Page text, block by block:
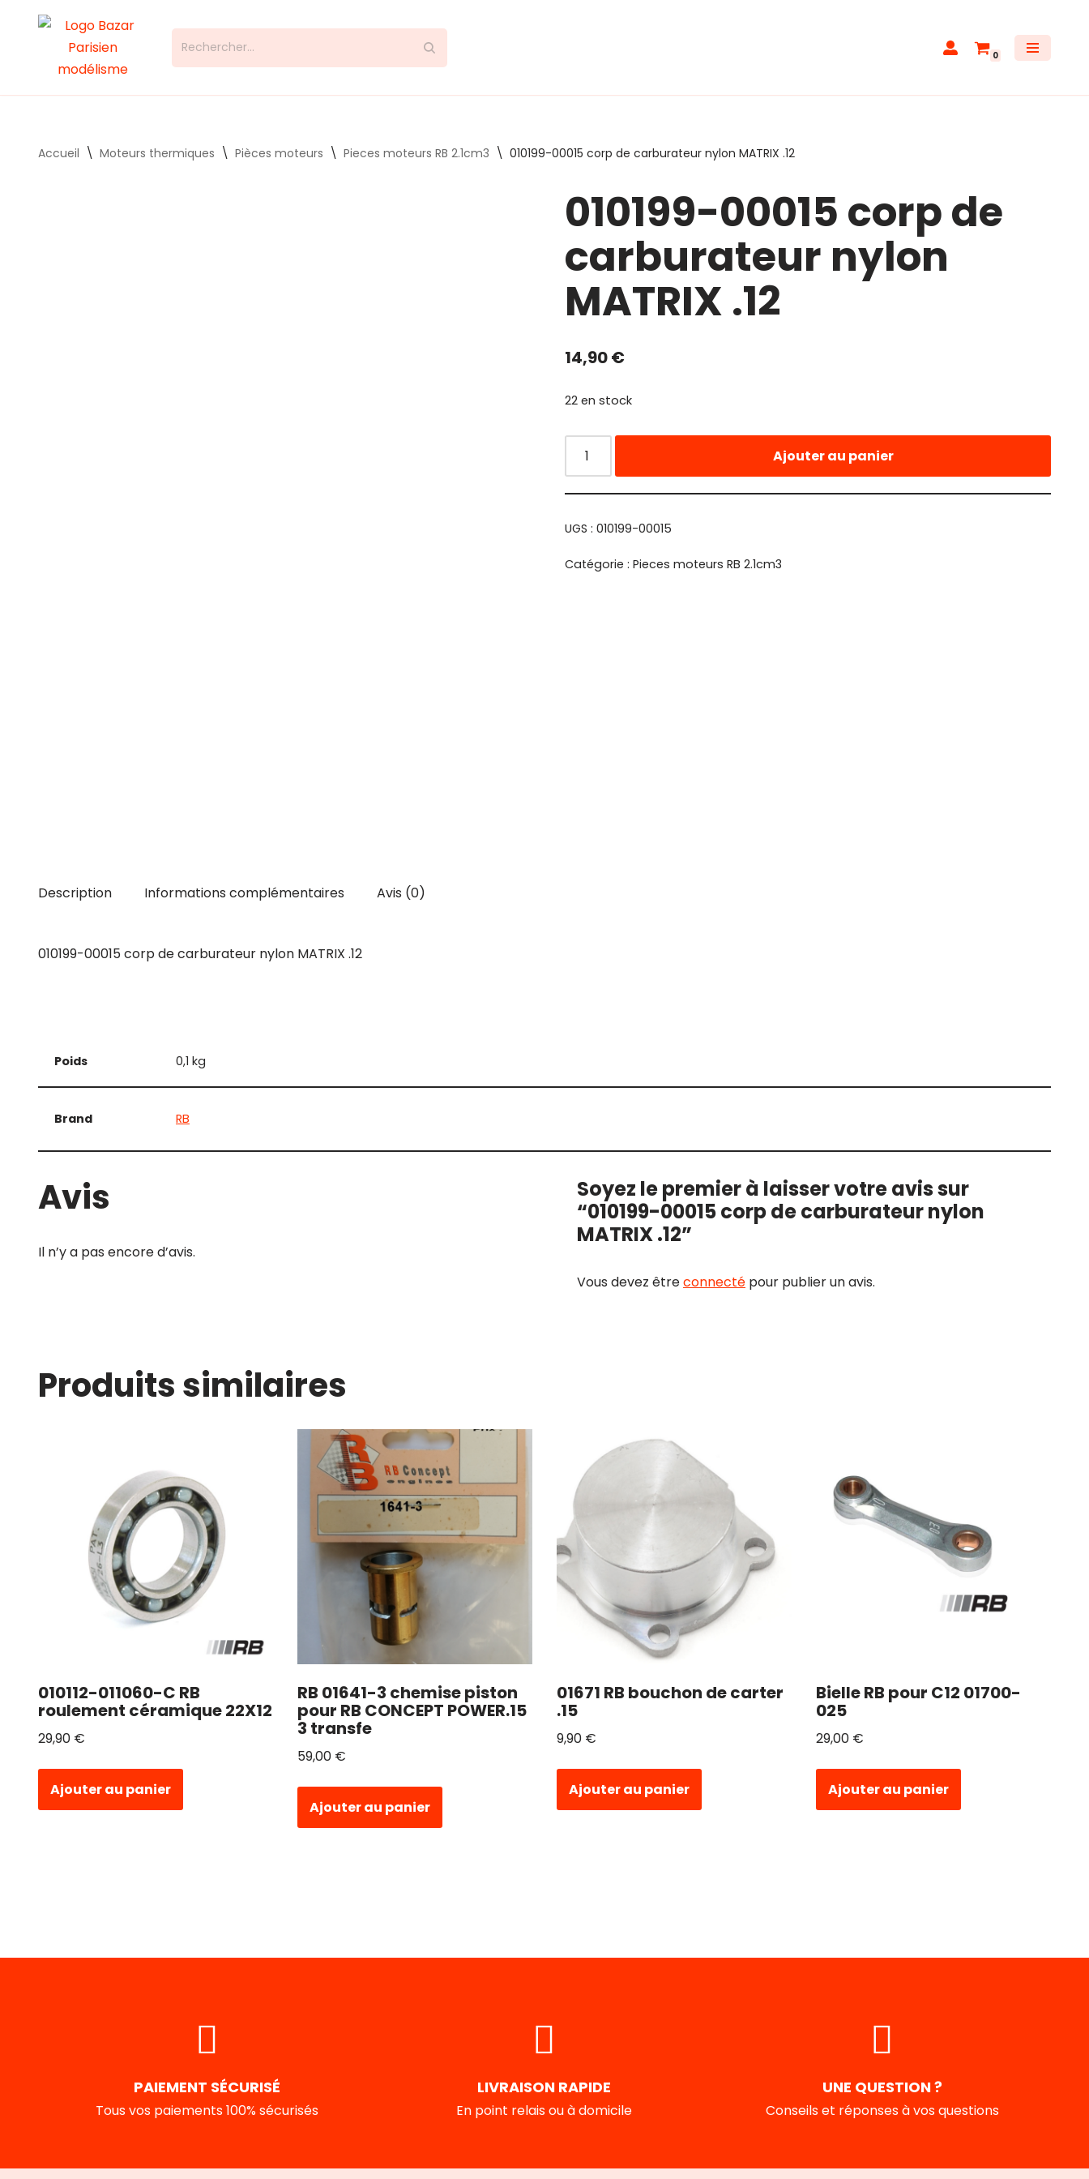
0
Accueil \ Moteurs thermiques \ Pièces moteurs \ Pieces moteurs RB 2.1cm3 \ 010199-00015 corp de carburateur nylon MATRIX .12
010199-00015 corp de
carburateur nylon
MATRIX .12
14,90€
22 en stock
Ajouter au panier
UGS : 010199-00015
Catégorie : Pieces moteurs RB 2.1cm3
Description Informations complémentaires Avis (0)
010199-00015 corp de carburateur nylon MATRIX .12
Poids 0,1 kg
Brand RB
Avis
Il n’y a pas encore d’avis.
Soyez le premier à laisser votre avis sur
“010199-00015 corp de carburateur nylon
MATRIX .12”
Vous devez êtreconnecté pour publier un avis.
Produits similaires
010112-011060-C RB
roulement céramique 22X12
29,90 €
Ajouter au panier
RB 01641-3 chemise piston
pour RB CONCEPT POWER.15
3 transfe
59,00 €
Ajouter au panier
01671 RB bouchon de carter
.15
9,90 €
Ajouter au panier
Bielle RB pour C12 01700-
025
29,00 €
Ajouter au panier
PAIEMENT SÉCURISÉ
Tous vos paiements 100% sécurisés
LIVRAISON RAPIDE
En point relais ou à domicile
UNE QUESTION ?
Conseils et réponses à vos questions